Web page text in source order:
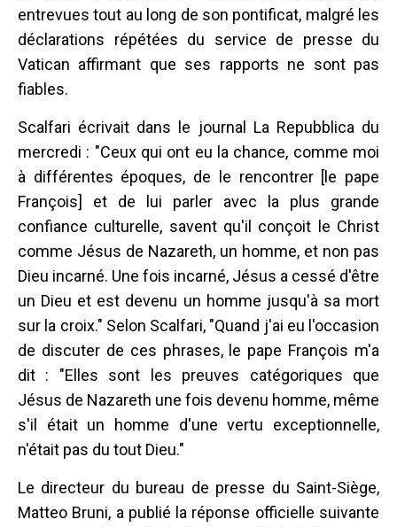
entrevues tout au long de son pontificat, malgré les
déclarations répétées du service de presse du
Vatican affirmant que ses rapports ne sont pas
fiables.
Scalfari écrivait dans le journal La Repubblica du
mercredi : "Ceux qui ont eu la chance, comme moi
à différentes époques, de le rencontrer [le pape
François] et de lui parler avec la plus grande
confiance culturelle, savent qu'il conçoit le Christ
comme Jésus de Nazareth, un homme, et non pas
Dieu incarné. Une fois incarné, Jésus a cessé d'être
un Dieu et est devenu un homme jusqu'à sa mort
sur la croix." Selon Scalfari, "Quand j'ai eu l'occasion
de discuter de ces phrases, le pape François m'a
dit : "Elles sont les preuves catégoriques que
Jésus de Nazareth une fois devenu homme, même
s'il était un homme d'une vertu exceptionnelle,
n'était pas du tout Dieu."
Le directeur du bureau de presse du Saint-Siège,
Matteo Bruni, a publié la réponse officielle suivante